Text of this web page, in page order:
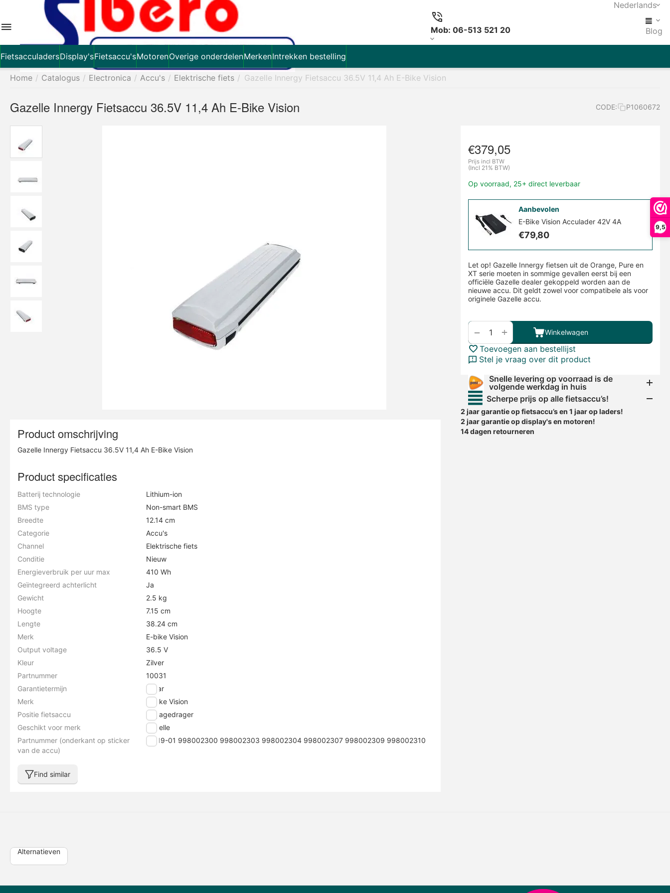
9,5
Nederlands
Mob: 06-513 521 20 Blog
FietsacculadersDisplay'sFietsaccu'sMotorenOverige onderdelenMerkenIntrekken bestelling
Home / Catalogus / Electronica / Accu's / Elektrische fiets / Gazelle Innergy Fietsaccu 36.5V 11,4 Ah E-Bike Vision
Gazelle Innergy Fietsaccu 36.5V 11,4 Ah E-Bike Vision CODE: P1060672
€379,05
Prijs incl BTW
(Incl 21% BTW)
Op voorraad, 25+ direct leverbaar
Aanbevolen
E-Bike Vision Acculader 42V 4A
€79,80
Let op! Gazelle Innergy fietsen uit de Orange, Pure en
XT serie moeten in sommige gevallen eerst bij een
officiële Gazelle dealer gekoppeld worden aan de
nieuwe accu. Dit geldt zowel voor compatibele als voor
originele Gazelle accu.
+
− Winkelwagen
Toevoegen aan bestellijst
Stel je vraag over dit product
Snelle levering op voorraad is de
volgende werkdag in huis
Scherpe prijs op alle fietsaccu’s!
2 jaar garantie op fietsaccu’s en 1 jaar op laders!
2 jaar garantie op display's en motoren!
14 dagen retourneren
Product omschrijving
Gazelle Innergy Fietsaccu 36.5V 11,4 Ah E-Bike Vision
Product specificaties
Batterij technologie
Lithium-ion
BMS type
Non-smart BMS
Breedte
12.14 cm
Categorie
Accu's
Channel
Elektrische fiets
Conditie
Nieuw
Energieverbruik per uur max
410 Wh
Geïntegreerd achterlicht
Ja
Gewicht
2.5 kg
Hoogte
7.15 cm
Lengte
38.24 cm
Merk
E-bike Vision
Output voltage
36.5 V
Kleur
Zilver
Partnummer
10031
Garantietermijn
2 jaar
Merk
E-bike Vision
Positie fietsaccu
Bagagedrager
Geschikt voor merk
Gazelle
Partnummer (onderkant op sticker
van de accu)
21119-01 998002300 998002303 998002304 998002307 998002309 998002310
Find similar
Alternatieven